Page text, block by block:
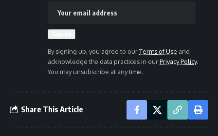
By signing up, you agree to ourTerms of Use and
acknowledge the data practices in ourPrivacy Policy.
You may unsubscribe at any time.
Share This Article